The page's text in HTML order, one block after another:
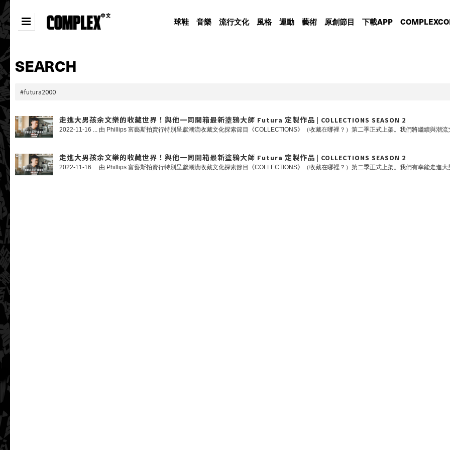
球鞋 音樂 流行文化 風格 運動 藝術 原創節目 下載APP
SEARCH
走進大男孩余文樂的收藏世界！與他一同開箱最新塗鴉大師 Futura 定製作品 | COLLECTIONS SEASON 2
走進大男孩余文樂的收藏世界！與他一同開箱最新塗鴉大師 Futura 定製作品 | COLLECTIONS SEASON 2